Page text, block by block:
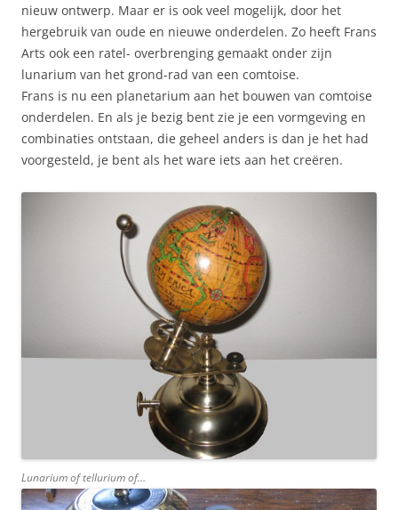
nieuw ontwerp. Maar er is ook veel mogelijk, door het
hergebruik van oude en nieuwe onderdelen. Zo heeft Frans
Arts ook een ratel- overbrenging gemaakt onder zijn
lunarium van het grond-rad van een comtoise.
Frans is nu een planetarium aan het bouwen van comtoise
onderdelen. En als je bezig bent zie je een vormgeving en
combinaties ontstaan, die geheel anders is dan je het had
voorgesteld, je bent als het ware iets aan het creëren.
Lunarium of tellurium of…